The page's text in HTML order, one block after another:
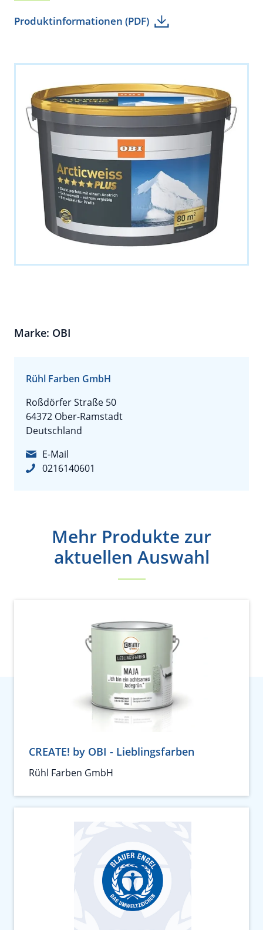
Produktinformationen (PDF)
Marke: OBI
Rühl Farben GmbH
Roßdörfer Straße 50
64372 Ober-Ramstadt
Deutschland
E-Mail
0216140601
Mehr Produkte zur
aktuellen Auswahl
CREATE! by OBI - Lieblingsfarben
Rühl Farben GmbH